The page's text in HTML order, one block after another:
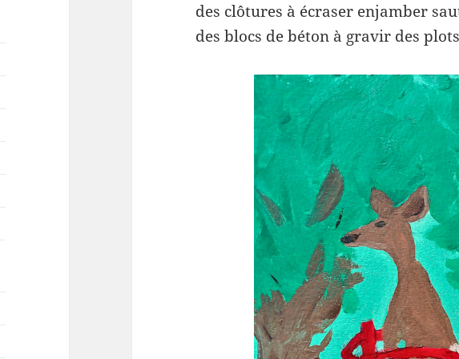
des clôtures à écraser enjamber
des blocs de béton à gravir des